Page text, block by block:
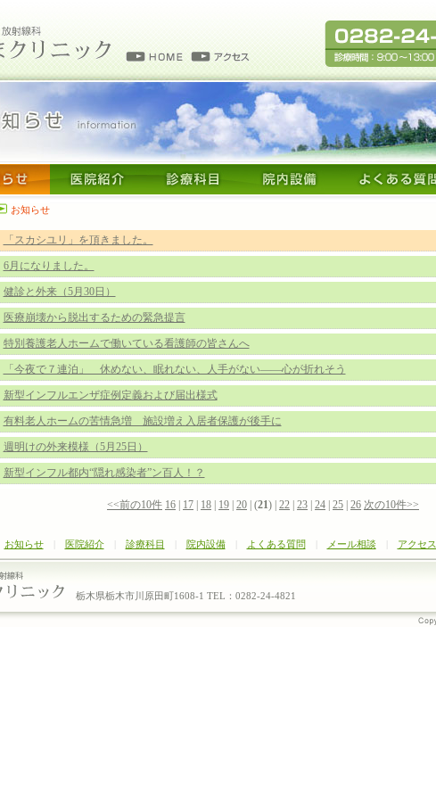
お知らせ
「スカシユリ」を頂きました。
6月になりました。
健診と外来（5月30日）
医療崩壊から脱出するための緊急提言
特別養護老人ホームで働いている看護師の皆さんへ
「今夜で７連泊」 休めない、眠れない、人手がない――心が折れそう
新型インフルエンザ症例定義および届出様式
有料老人ホームの苦情急増 施設増え入居者保護が後手に
週明けの外来模様（5月25日）
新型インフル都内“隠れ感染者”ン百人！？
<<前の10件 16 17 18 19 20 | (21) | 22 23 24 25 26 次の10件>>
お知らせ| 医院紹介| 診療科目 院内設備| よくある質問 メール相談| アクセス
栃木県栃木市川原田町1608-1 TEL：0282-24-4821